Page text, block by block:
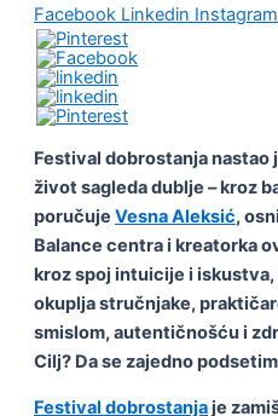
Facebook Linkedin Instagram
Festival dobrostanja nastao
život sagleda dublje – kroz
poručuje Vesna Aleksić,
Balance centra i kreatorka
kroz spoj intuicije i
okuplja stručnjake,
smislom, autentičnošću i
Cilj? Da se zajedno
Festival dobrostanjaje